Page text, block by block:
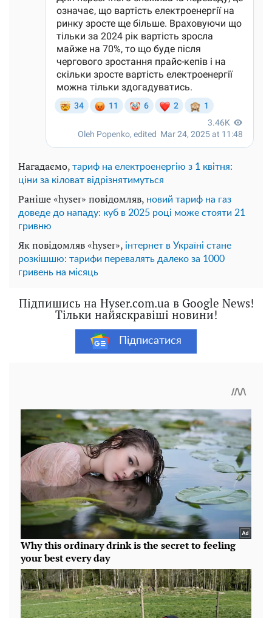
Нагадаємо, тариф на електроенергію з 1 квітня:
ціни за кіловат відрізнятимуться
Раніше «hyser» повідомляв, новий тариф на газ
доведе до нападу: куб в 2025 році може стояти 21
гривню
Як повідомляв «hyser», інтернет в Україні стане
розкішшю: тарифи перевалять далеко за 1000
гривень на місяць
Підпишись на Hyser.com.ua в Google News!
Тільки найяскравіші новини!
Підписатися